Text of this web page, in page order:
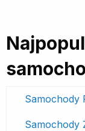
Samochody
Samochody